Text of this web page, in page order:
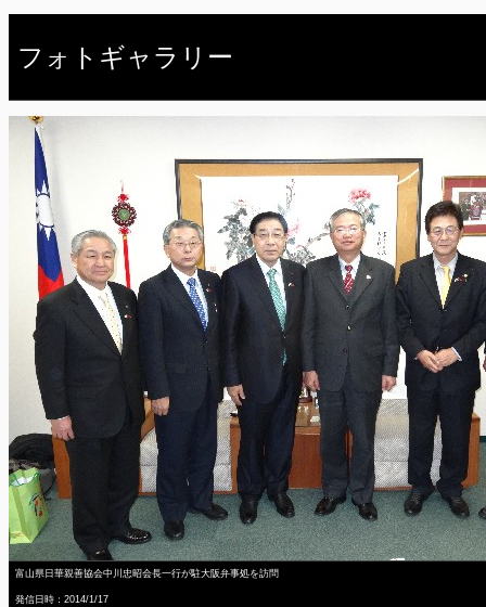
フォトギャラリー
富山県日華親善協会中川忠昭会長一行が駐大阪弁事処を訪問
発信日時：2014/1/17